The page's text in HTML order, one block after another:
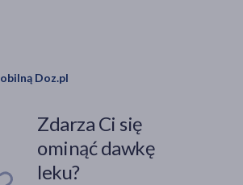
Doz.pl
Zdarza Ci się
ominąć dawkę
leku?